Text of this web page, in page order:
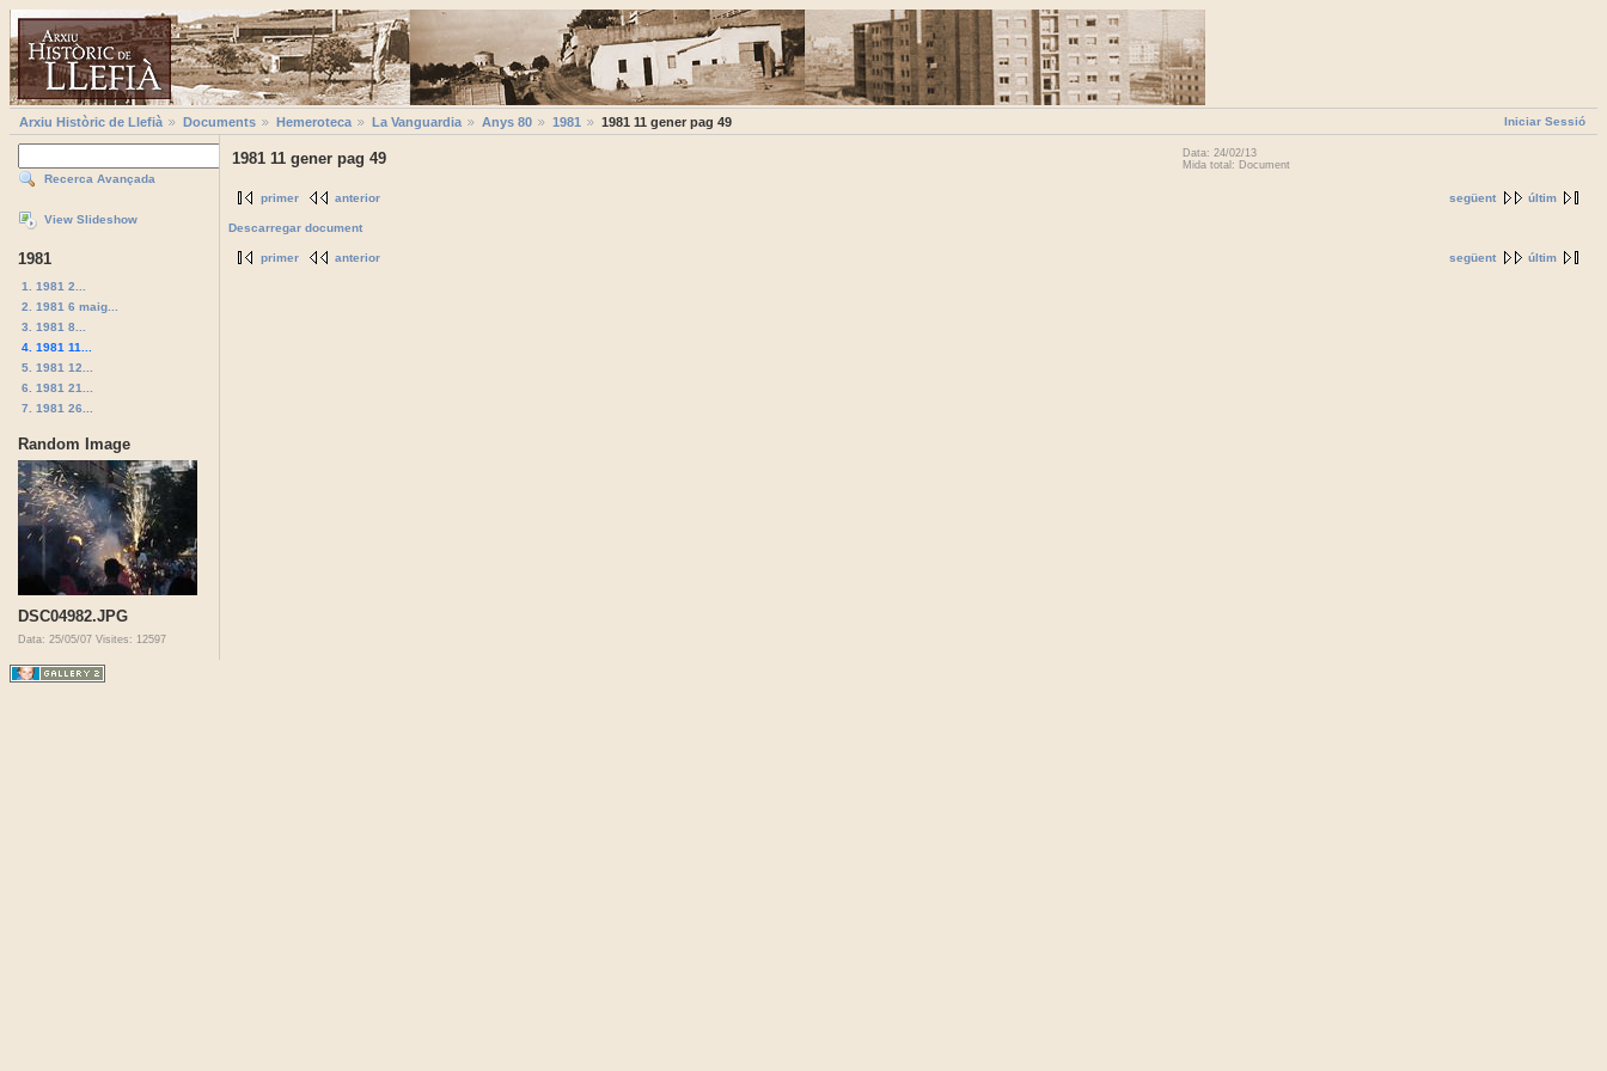
Iniciar Sessió
Arxiu Històric de Llefià Documents Hemeroteca La Vanguardia Anys 80 1981 1981 11 gener pag 49
Recerca Avançada
View Slideshow
1981
1. 1981 2...
2. 1981 6 maig...
3. 1981 8...
4. 1981 11...
5. 1981 12...
6. 1981 21...
7. 1981 26...
Random Image
DSC04982.JPG
Data: 25/05/07 Visites: 12597
1981 11 gener pag 49
Data: 24/02/13
Mida total: Document
següent últim
primer anterior
Descarregar document
següent últim
primer anterior